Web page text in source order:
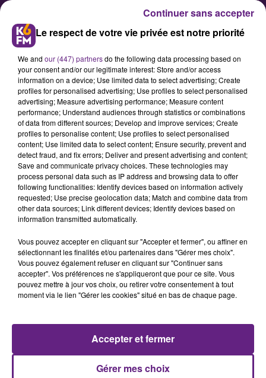
Ces deux Dijonnais vont vous
faire danser !
Le respect de votre vie privée est notre priorité
We and our (447) partnersdo the following data processing based on
your consent and/or our legitimate interest: Store and/or access
information on a device; Use limited data to select advertising; Create
profiles for personalised advertising; Use profiles to select personalised
advertising; Measure advertising performance; Measure content
performance; Understand audiences through statistics or combinations
of data from different sources; Develop and improve services; Create
profiles to personalise content; Use profiles to select personalised
content; Use limited data to select content; Ensure security, prevent and
detect fraud, and fix errors; Deliver and present advertising and content;
Save and communicate privacy choices. These technologies may
process personal data such as IP address and browsing data to offer
following functionalities: Identify devices based on information actively
requested; Use precise geolocation data; Match and combine data from
other data sources; Link different devices; Identify devices based on
information transmitted automatically.
Vous pouvez accepter en cliquant sur "Accepter et fermer", ou affiner en
sélectionnant les finalités et/ou partenaires dans "Gérer mes choix".
Vous pouvez également refuser en cliquant sur "Continuer sans
accepter". Vos préférences ne s'appliqueront que pour ce site. Vous
pouvez mettre à jour vos choix, ou retirer votre consentement à tout
moment via le lien "Gérer les cookies" situé en bas de chaque page.
Gérer mes choix
Accepter et fermer
Continuer sans accepter